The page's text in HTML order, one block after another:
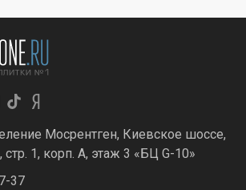
Мосрентген, Киевское шоссе,
1, корп. А, этаж 3 «БЦ G-10»
37